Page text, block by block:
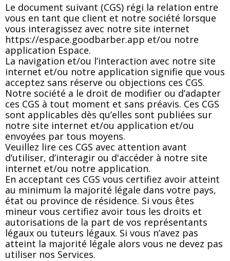
Le document suivant (CGS) régi la relation entre
vous en tant que client et notre société lorsque
vous interagissez avec notre site internet
https://espace.goodbarber.app et/ou notre
application Espace.
La navigation et/ou l’interaction avec notre site
internet et/ou notre application signifie que vous
acceptez sans réserve ou objections ces CGS.
Notre société a le droit de modifier ou d’adapter
ces CGS à tout moment et sans préavis. Ces CGS
sont applicables dès qu’elles sont publiées sur
notre site internet et/ou application et/ou
envoyées par tous moyens.
Veuillez lire ces CGS avec attention avant
d’utiliser, d’interagir ou d'accéder à notre site
internet et/ou notre application.
En acceptant ces CGS vous certifiez avoir atteint
au minimum la majorité légale dans votre pays,
état ou province de résidence. Si vous êtes
mineur vous certifiez avoir tous les droits et
autorisations de la part de vos représentants
légaux ou tuteurs légaux. Si vous n’avez pas
atteint la majorité légale alors vous ne devez pas
utiliser nos Services.